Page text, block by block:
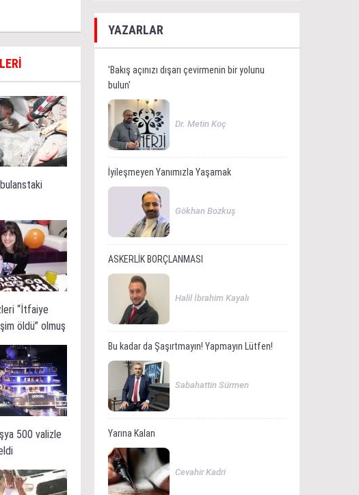
“İtfaiye
öldü” olmuş
500 valizle
YAZARLAR
'Bakış açınızı dışarı çevirmenin bir yolunu
bulun'
Dr. Metin Koç
İyileşmeyen Yanımızla Yaşamak
Gökhan Bozkuş
ASKERLİK BORÇLANMASI
Halil İbrahim Kayalı
Bu kadar da Şaşırtmayın! Yapmayın Lütfen!
Sabahattin Sürmen
Yarına Kalan
Cevahir Kadri